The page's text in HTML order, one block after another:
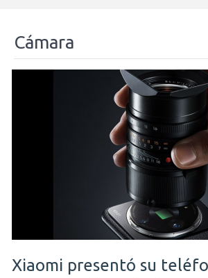
Cámara
Xiaomi presentó su